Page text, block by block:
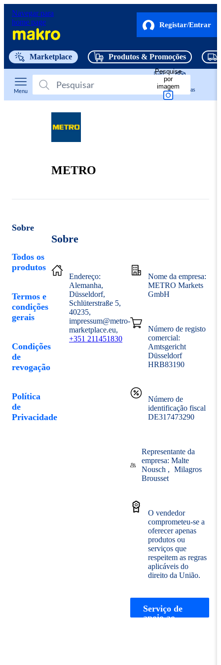
Navegar para
home page
Registar/Entrar
Marketplace Produtos & Promoções
Menu
Pesquise
por
imagem
ListasEncomendas
METRO
Sobre
Todos os
produtos
Termos e
condições
gerais
Condições
de
revogação
Política
de
Privacidade
Sobre
Endereço:
Alemanha
Düsseldorf
Schlüterstraße 5
40235
impressum@metro-
marketplace.eu
+351 211451830
Nome da empresa:
METRO Markets
GmbH
Número de registo
comercial:
Amtsgericht
Düsseldorf
HRB83190
Número de
identificação fiscal
DE317473290
Representante da
empresa: Malte
Nousch
Milagros
Brousset
O vendedor
comprometeu-se a
oferecer apenas
produtos ou
serviços que
respeitem as regras
aplicáveis do
direito da União.
Serviço de
apoio ao